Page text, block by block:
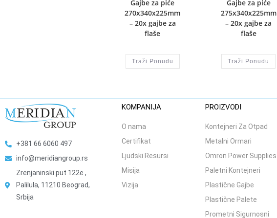
Gajbe za piće
270x340x225mm
– 20x gajbe za
flaše
Traži Ponudu
Gajbe za piće
275x340x225mm
– 20x gajbe za
flaše
Traži Ponudu
+381 66 6060 497
info@meridiangroup.rs
Zrenjaninski put 122e ,
Palilula, 11210 Beograd,
Srbija
KOMPANIJA
O nama
Certifikat
Ljudski Resursi
Misija
Vizija
PROIZVODI
Kontejneri Za Otpad
Metalni Ormari
Omron Power Supplies
Paletni Kontejneri
Plastične Gajbe
Plastične Palete
Prometni Sigurnosni